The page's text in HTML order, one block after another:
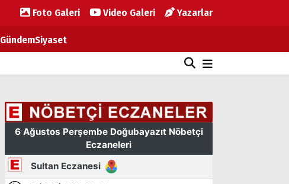
Foto Galeri Video Galeri Yazarlar
GündemSiyaset